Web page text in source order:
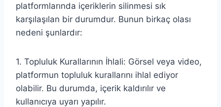
platformlarında içeriklerin silinmesi sık
karşılaşılan bir durumdur. Bunun birkaç olası
nedeni şunlardır:
1. Topluluk Kurallarının İhlali: Görsel veya video,
platformun topluluk kurallarını ihlal ediyor
olabilir. Bu durumda, içerik kaldırılır ve
kullanıcıya uyarı yapılır.